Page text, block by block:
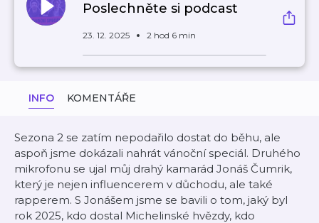
Poslechněte si podcast
23. 12. 2025 2 hod 6 min
INFO KOMENTÁŘE
Sezona 2 se zatím nepodařilo dostat do běhu, ale
aspoň jsme dokázali nahrát vánoční speciál. Druhého
mikrofonu se ujal můj drahý kamarád Jonáš Čumrik,
který je nejen influencerem v důchodu, ale také
rapperem. S Jonášem jsme se bavili o tom, jaký byl
rok 2025, kdo dostal Michelinské hvězdy, kdo